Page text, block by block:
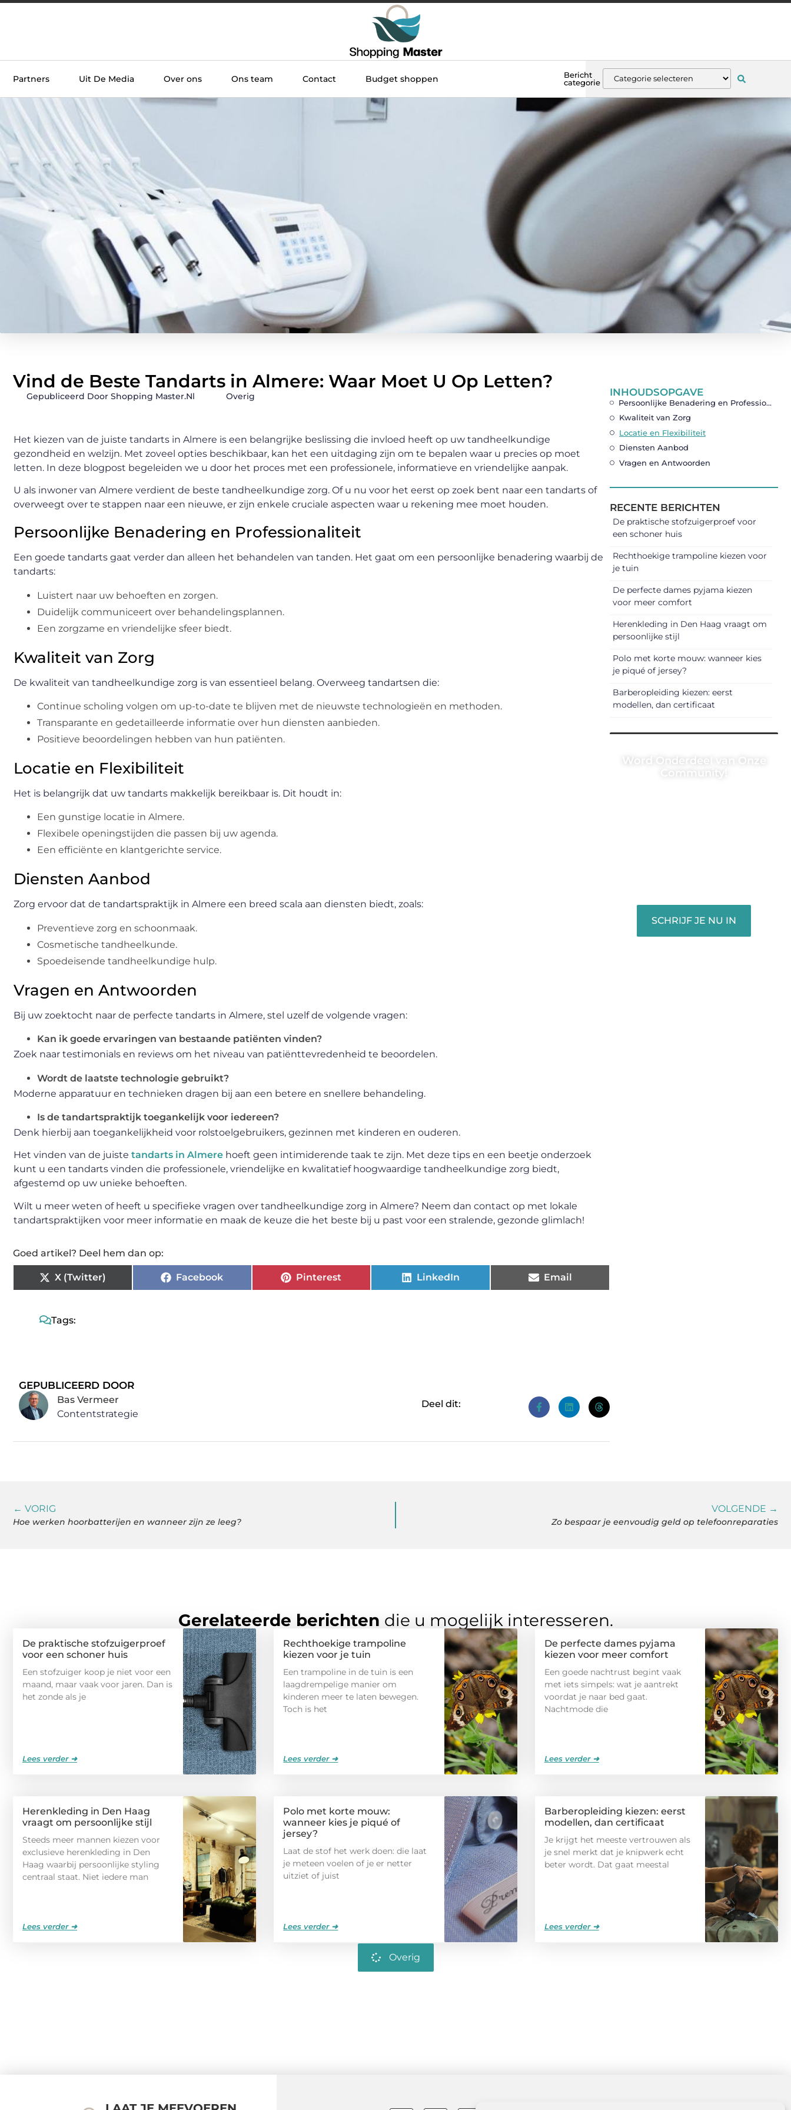
Partners Uit De Media Over ons Ons team Contact Budget shoppen
Bericht
categorie
Vind de Beste Tandarts in Almere: Waar Moet U Op Letten?
Gepubliceerd Door Shopping Master.nl Overig
Het kiezen van de juiste tandarts in Almere is een belangrijke beslissing die invloed heeft op uw tandheelkundige
gezondheid en welzijn. Met zoveel opties beschikbaar, kan het een uitdaging zijn om te bepalen waar u precies op moet
letten. In deze blogpost begeleiden we u door het proces met een professionele, informatieve en vriendelijke aanpak.
U als inwoner van Almere verdient de beste tandheelkundige zorg. Of u nu voor het eerst op zoek bent naar een tandarts of
overweegt over te stappen naar een nieuwe, er zijn enkele cruciale aspecten waar u rekening mee moet houden.
Persoonlijke Benadering en Professionaliteit
Een goede tandarts gaat verder dan alleen het behandelen van tanden. Het gaat om een persoonlijke benadering waarbij de
tandarts:
Luistert naar uw behoeften en zorgen.
Duidelijk communiceert over behandelingsplannen.
Een zorgzame en vriendelijke sfeer biedt.
Kwaliteit van Zorg
De kwaliteit van tandheelkundige zorg is van essentieel belang. Overweeg tandartsen die:
Continue scholing volgen om up-to-date te blijven met de nieuwste technologieën en methoden.
Transparante en gedetailleerde informatie over hun diensten aanbieden.
Positieve beoordelingen hebben van hun patiënten.
Locatie en Flexibiliteit
Het is belangrijk dat uw tandarts makkelijk bereikbaar is. Dit houdt in:
Een gunstige locatie in Almere.
Flexibele openingstijden die passen bij uw agenda.
Een efficiënte en klantgerichte service.
Diensten Aanbod
Zorg ervoor dat de tandartspraktijk in Almere een breed scala aan diensten biedt, zoals:
Preventieve zorg en schoonmaak.
Cosmetische tandheelkunde.
Spoedeisende tandheelkundige hulp.
Vragen en Antwoorden
Bij uw zoektocht naar de perfecte tandarts in Almere, stel uzelf de volgende vragen:
Kan ik goede ervaringen van bestaande patiënten vinden?
Zoek naar testimonials en reviews om het niveau van patiënttevredenheid te beoordelen.
Wordt de laatste technologie gebruikt?
Moderne apparatuur en technieken dragen bij aan een betere en snellere behandeling.
Is de tandartspraktijk toegankelijk voor iedereen?
Denk hierbij aan toegankelijkheid voor rolstoelgebruikers, gezinnen met kinderen en ouderen.
Het vinden van de juiste tandarts in Almere hoeft geen intimiderende taak te zijn. Met deze tips en een beetje onderzoek
kunt u een tandarts vinden die professionele, vriendelijke en kwalitatief hoogwaardige tandheelkundige zorg biedt,
afgestemd op uw unieke behoeften.
Wilt u meer weten of heeft u specifieke vragen over tandheelkundige zorg in Almere? Neem dan contact op met lokale
tandartspraktijken voor meer informatie en maak de keuze die het beste bij u past voor een stralende, gezonde glimlach!
Goed artikel? Deel hem dan op:
X (Twitter) Facebook Pinterest LinkedIn Email
Tags:
GEPUBLICEERD DOOR
Bas Vermeer
Contentstrategie
Deel dit:
INHOUDSOPGAVE
Persoonlijke Benadering en Professionaliteit
Kwaliteit van Zorg
Locatie en Flexibiliteit
Diensten Aanbod
Vragen en Antwoorden
RECENTE BERICHTEN
De praktische stofzuigerproef voor
een schoner huis
Rechthoekige trampoline kiezen voor
je tuin
De perfecte dames pyjama kiezen
voor meer comfort
Herenkleding in Den Haag vraagt om
persoonlijke stijl
Polo met korte mouw: wanneer kies
je piqué of jersey?
Barberopleiding kiezen: eerst
modellen, dan certificaat
Word Onderdeel van Onze
Community!
SCHRIJF JE NU IN
← VORIG
Hoe werken hoorbatterijen en wanneer zijn ze leeg?
VOLGENDE →
Zo bespaar je eenvoudig geld op telefoonreparaties
Gerelateerde berichten die u mogelijk interesseren.
De praktische stofzuigerproef
voor een schoner huis
Een stofzuiger koop je niet voor een
maand, maar vaak voor jaren. Dan is
het zonde als je
Lees verder ➜
Rechthoekige trampoline
kiezen voor je tuin
Een trampoline in de tuin is een
laagdrempelige manier om
kinderen meer te laten bewegen.
Toch is het
Lees verder ➜
De perfecte dames pyjama
kiezen voor meer comfort
Een goede nachtrust begint vaak
met iets simpels: wat je aantrekt
voordat je naar bed gaat.
Nachtmode die
Lees verder ➜
Herenkleding in Den Haag
vraagt om persoonlijke stijl
Steeds meer mannen kiezen voor
exclusieve herenkleding in Den
Haag waarbij persoonlijke styling
centraal staat. Niet iedere man
Lees verder ➜
Polo met korte mouw:
wanneer kies je piqué of
jersey?
Laat de stof het werk doen: die laat
je meteen voelen of je er netter
uitziet of juist
Lees verder ➜
Barberopleiding kiezen: eerst
modellen, dan certificaat
Je krijgt het meeste vertrouwen als
je snel merkt dat je knipwerk echt
beter wordt. Dat gaat meestal
Lees verder ➜
Overig